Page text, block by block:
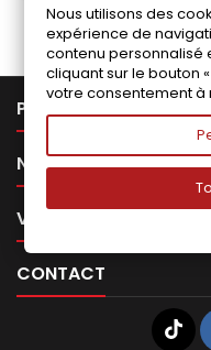
PRODUITS
NOTRE SOCIÉTÉ
VOTRE COMPTE
CONTACT
Nous utilisons des
expérience de
contenu personnalisé
cliquant sur le bouton
votre consentement à